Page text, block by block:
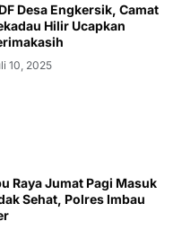
Desa Engkersik, Camat
Hilir Ucapkan
10, 2025
Raya Jumat Pagi Masuk
Sehat, Polres Imbau